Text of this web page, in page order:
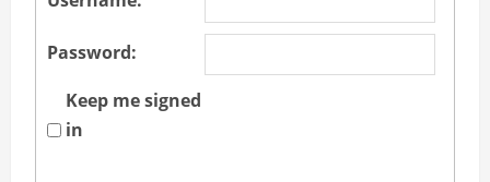
Password:
Keep me signed
in